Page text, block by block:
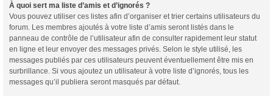
À quoi sert ma liste d’amis et d’ignorés ?
Vous pouvez utiliser ces listes afin d’organiser et trier certains utilisateurs du
forum. Les membres ajoutés à votre liste d’amis seront listés dans le
panneau de contrôle de l’utilisateur afin de consulter rapidement leur statut
en ligne et leur envoyer des messages privés. Selon le style utilisé, les
messages publiés par ces utilisateurs peuvent éventuellement être mis en
surbrillance. Si vous ajoutez un utilisateur à votre liste d’ignorés, tous les
messages qu’il publiera seront masqués par défaut.